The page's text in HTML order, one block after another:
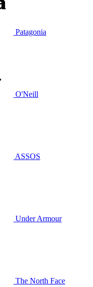
Patagonia
O'Neill
ASSOS
Under Armour
The North Face